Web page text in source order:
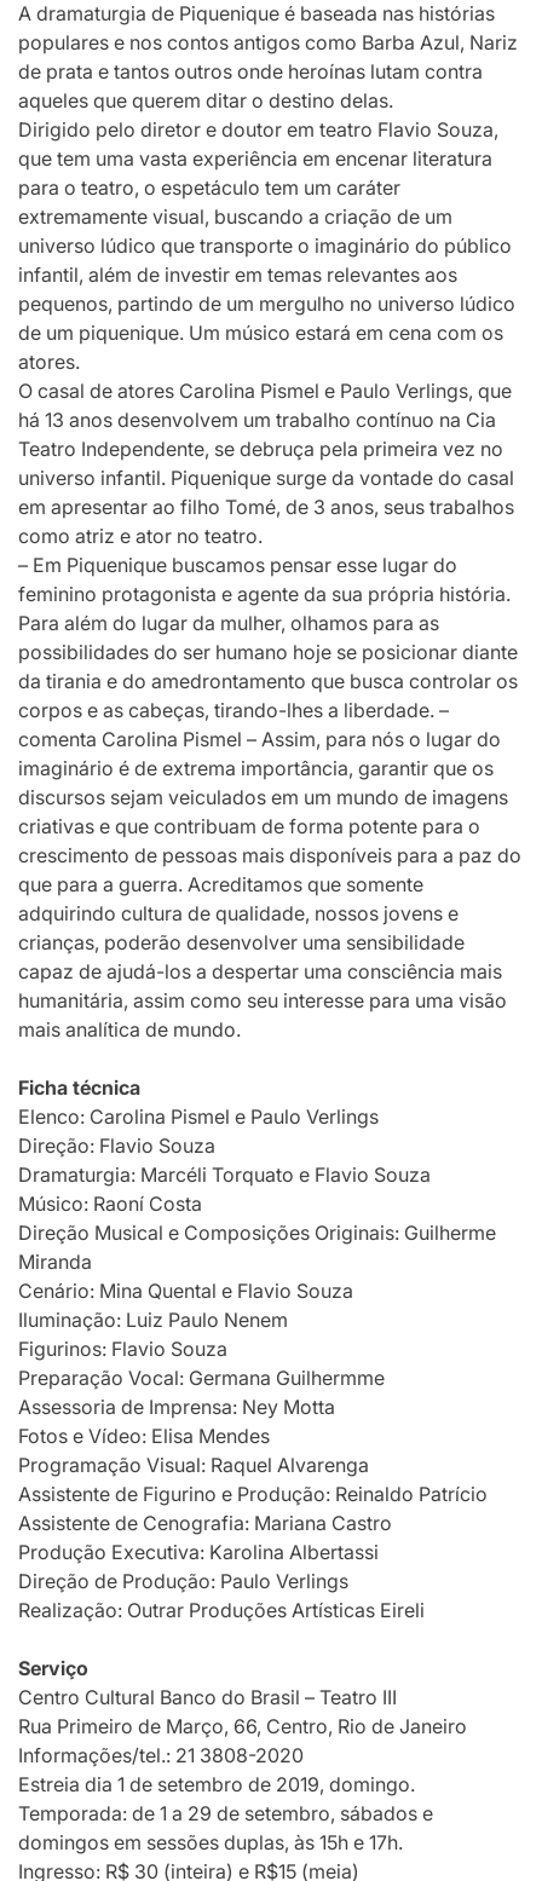
A dramaturgia de Piquenique é baseada nas histórias
populares e nos contos antigos como Barba Azul, Nariz
de prata e tantos outros onde heroínas lutam contra
aqueles que querem ditar o destino delas.
Dirigido pelo diretor e doutor em teatro Flavio Souza,
que tem uma vasta experiência em encenar literatura
para o teatro, o espetáculo tem um caráter
extremamente visual, buscando a criação de um
universo lúdico que transporte o imaginário do público
infantil, além de investir em temas relevantes aos
pequenos, partindo de um mergulho no universo lúdico
de um piquenique. Um músico estará em cena com os
atores.
O casal de atores Carolina Pismel e Paulo Verlings, que
há 13 anos desenvolvem um trabalho contínuo na Cia
Teatro Independente, se debruça pela primeira vez no
universo infantil. Piquenique surge da vontade do casal
em apresentar ao filho Tomé, de 3 anos, seus trabalhos
como atriz e ator no teatro.
– Em Piquenique buscamos pensar esse lugar do
feminino protagonista e agente da sua própria história.
Para além do lugar da mulher, olhamos para as
possibilidades do ser humano hoje se posicionar diante
da tirania e do amedrontamento que busca controlar os
corpos e as cabeças, tirando-lhes a liberdade. –
comenta Carolina Pismel – Assim, para nós o lugar do
imaginário é de extrema importância, garantir que os
discursos sejam veiculados em um mundo de imagens
criativas e que contribuam de forma potente para o
crescimento de pessoas mais disponíveis para a paz do
que para a guerra. Acreditamos que somente
adquirindo cultura de qualidade, nossos jovens e
crianças, poderão desenvolver uma sensibilidade
capaz de ajudá-los a despertar uma consciência mais
humanitária, assim como seu interesse para uma visão
mais analítica de mundo.
Ficha técnica
Elenco: Carolina Pismel e Paulo Verlings
Direção: Flavio Souza
Dramaturgia: Marcéli Torquato e Flavio Souza
Músico: Raoní Costa
Direção Musical e Composições Originais: Guilherme
Miranda
Cenário: Mina Quental e Flavio Souza
Iluminação: Luiz Paulo Nenem
Figurinos: Flavio Souza
Preparação Vocal: Germana Guilhermme
Assessoria de Imprensa: Ney Motta
Fotos e Vídeo: Elisa Mendes
Programação Visual: Raquel Alvarenga
Assistente de Figurino e Produção: Reinaldo Patrício
Assistente de Cenografia: Mariana Castro
Produção Executiva: Karolina Albertassi
Direção de Produção: Paulo Verlings
Realização: Outrar Produções Artísticas Eireli
Serviço
Centro Cultural Banco do Brasil – Teatro III
Rua Primeiro de Março, 66, Centro, Rio de Janeiro
Informações/tel.: 21 3808-2020
Estreia dia 1 de setembro de 2019, domingo.
Temporada: de 1 a 29 de setembro, sábados e
domingos em sessões duplas, às 15h e 17h.
Ingresso: R$ 30 (inteira) e R$15 (meia)